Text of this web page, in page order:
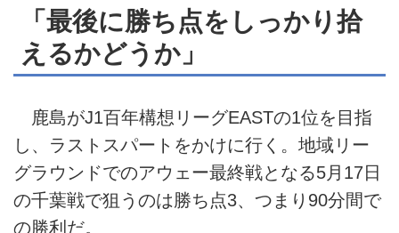
「最後に勝ち点をしっかり拾
えるかどうか」
鹿島がJ1百年構想リーグEASTの1位を目指
し、ラストスパートをかけに行く。地域リー
グラウンドでのアウェー最終戦となる5月17日
の千葉戦で狙うのは勝ち点3、つまり90分間で
の勝利だ。